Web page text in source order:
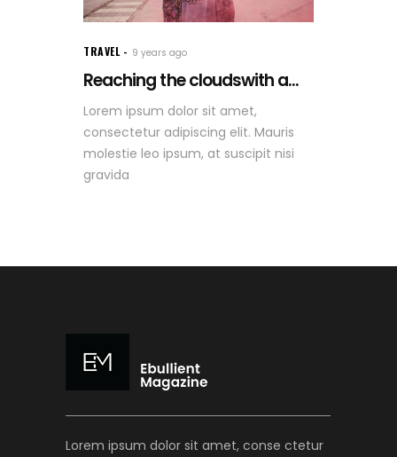
TRAVEL 9 years ago
Reaching the cloudswith a...
Lorem ipsum dolor sit amet,
consectetur adipiscing elit. Mauris
molestie leo ipsum, at suscipit nisi
gravida
Lorem ipsum dolor sit amet, conse ctetur